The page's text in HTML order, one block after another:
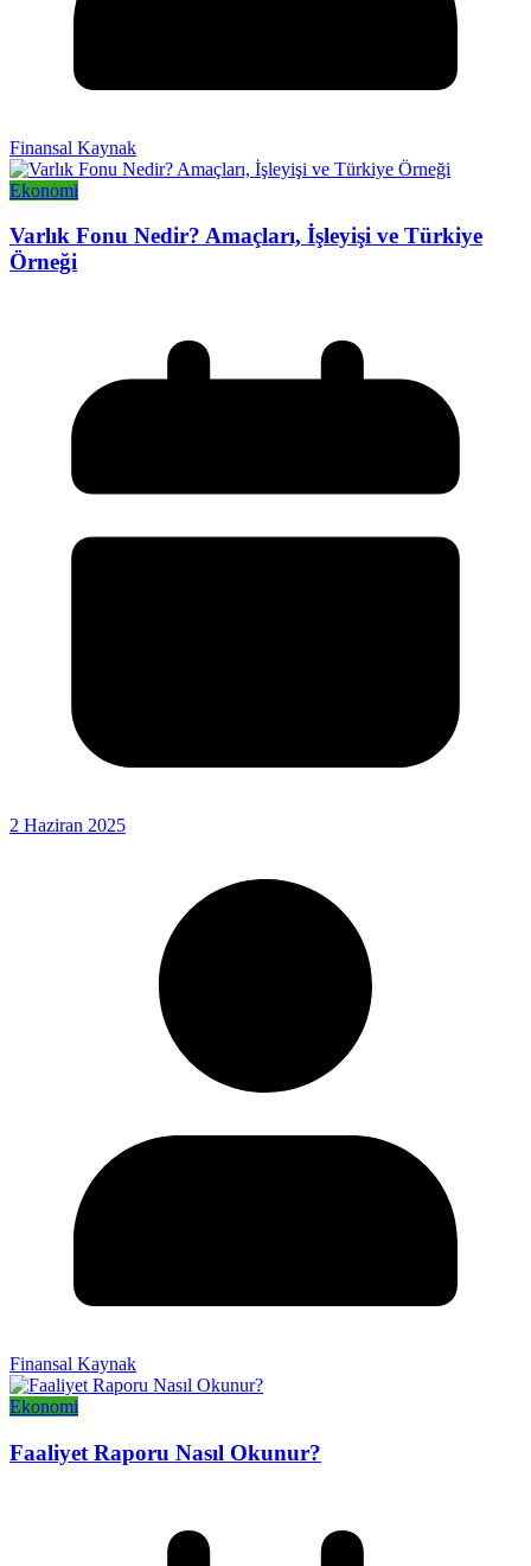
Finansal Kaynak
Ekonomi
Varlık Fonu Nedir? Amaçları, İşleyişi ve Türkiye
Örneği
2 Haziran 2025
Finansal Kaynak
Ekonomi
Faaliyet Raporu Nasıl Okunur?